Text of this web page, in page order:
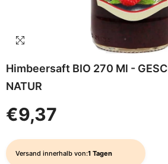
Himbeersaft BIO 270 Ml -
NATUR
€9,37
Versand innerhalb von:1 Tagen